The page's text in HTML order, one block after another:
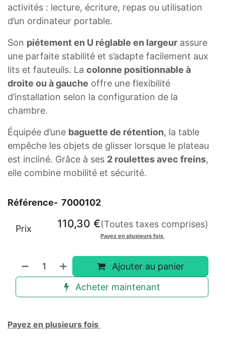
activités : lecture, écriture, repas ou utilisation
d’un ordinateur portable.
Son piétement en U réglable en largeur assure
une parfaite stabilité et s’adapte facilement aux
lits et fauteuils. La colonne positionnable à
droite ou à gauche offre une flexibilité
d’installation selon la configuration de la
chambre.
Équipée d’une baguette de rétention, la table
empêche les objets de glisser lorsque le plateau
est incliné. Grâce à ses 2 roulettes avec freins,
elle combine mobilité et sécurité.
Référence- 7000102
Ajouter au panier
Acheter maintenant
Prix 110,30 €(Toutes taxes comprises)
Payez en plusieurs fois
Payez en plusieurs fois